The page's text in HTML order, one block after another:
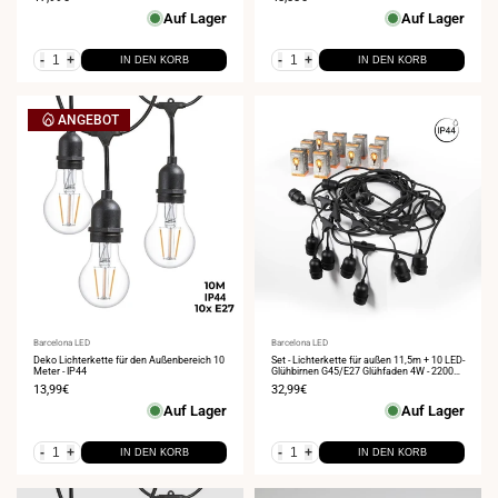
Auf Lager
- + IN DEN KORB
Auf Lager
- + IN DEN KORB
ANGEBOT
Anbieter:
Barcelona LED
Deko Lichterkette für den Außenbereich 10
Meter - IP44
Verkaufspreis
13,99€
Auf Lager
- + IN DEN KORB
Anbieter:
Barcelona LED
Set - Lichterkette für außen 11,5m + 10 LED-
Glühbirnen G45/E27 Glühfaden 4W - 2200K -
Verkaufspreis
32,99€
Auf Lager
- + IN DEN KORB